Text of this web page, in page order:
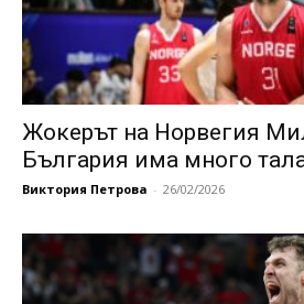
Жокерът на Норвегия
България има много
Виктория Петрова - 26/02/2026